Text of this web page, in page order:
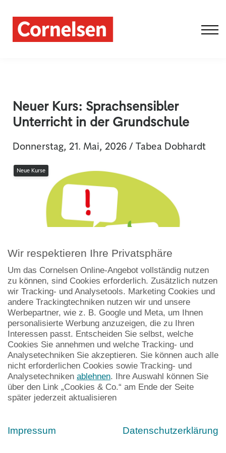
Fobi Live-Online
Aktuelles
Über uns
Neuer Kurs: Sprachsensibler
Unterricht in der Grundschule
Donnerstag, 21. Mai, 2026 / Tabea Dobhardt
Neue Kurse
Sprache als Schlüssel zum Lernen sichtbar
machen
Im Unterricht wird schnell deutlich: Kinder scheitern oft
nicht an den Inhalten, sondern daran, sie sprachlich zu
erschließen. Arbeitsaufträge bleiben unklar, Fachbegriffe
werden nicht verstanden oder eigene Gedanken lassen sich
nur schwer ausdrücken. Gerade in der Grundschule ist
Sprache deshalb kein „Zusatz“, sondern eine zentrale
Viele Lehrkräfte möchten ihre Schülerinnen und Schüler
Wir respektieren Ihre Privatsphäre
Um das Cornelsen Online-Angebot vollständig nutzen
zu können, sind Cookies erforderlich. Zusätzlich nutzen
wir Tracking- und Analysetools. Marketing Cookies und
andere Trackingtechniken nutzen wir und unsere
Werbepartner, wie z. B. Google und Meta, um Ihnen
personalisierte Werbung anzuzeigen, die zu Ihren
Interessen passt. Entscheiden Sie selbst, welche
Cookies Sie annehmen und welche Tracking- und
Analysetechniken Sie akzeptieren. Sie können auch alle
nicht erforderlichen Cookies sowie Tracking- und
Analysetechniken ablehnen. Ihre Auswahl können Sie
über den Link „Cookies & Co.“ am Ende der Seite
später jederzeit aktualisieren
Impressum Datenschutzerklärung